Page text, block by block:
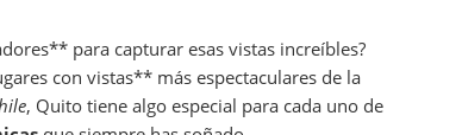
para capturar esas vistas increíbles?
con vistas** más espectaculares de la
, Quito tiene algo especial para cada uno de